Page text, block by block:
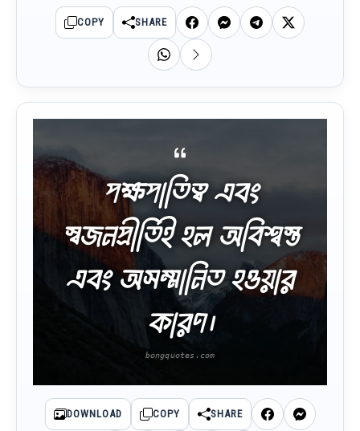
COPY SHARE
পক্ষপাতিত্ব এবং
স্বজনপ্রীতিই হল অবিশ্বস্ত
এবং অসম্মানিত হওয়ার
কারণ।
DOWNLOAD COPY SHARE